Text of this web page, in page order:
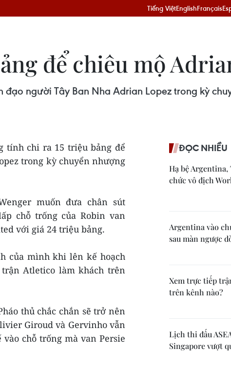
Tiếng ViệtEnglishFrançais
để chiêu mộ
người Tây Ban Nha Adrian Lopez trong kỳ
tính chi ra 15 triệu bảng để
trong kỳ chuyển nhượng
muốn đưa chân sút
chỗ trống của Robin van
với giá 24 triệu bảng.
của mình khi lên kế hoạch
Atletico làm khách trên
thủ chắc chắn sẽ trở nên
Giroud và Gervinho vẫn
chỗ trống mà van Persie
ĐỌC NHIỀU
Hạ bệ Argentina,
chức vô địch
Argentina vào
sau màn ngược
Xem trực tiếp
trên kênh nào?
Lịch thi đấu
Singapore vượt